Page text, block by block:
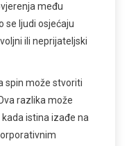
među
se ljudi osjećaju
ili neprijateljski
spin može stvoriti
razlika može
istina izađe na